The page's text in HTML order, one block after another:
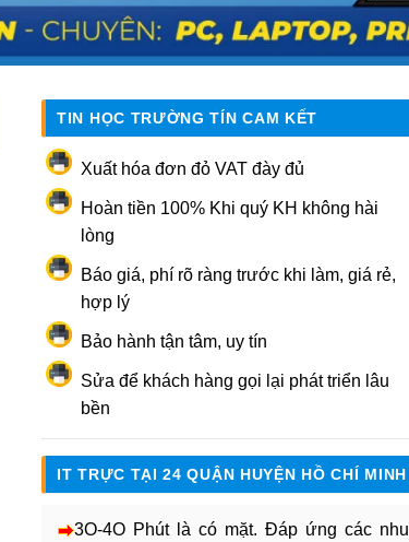
TIN HỌC TRƯỜNG TÍN CAM KẾT
Xuất hóa đơn đỏ VAT đày đủ
Hoàn tiền 100% Khi quý KH không hài
lòng
Báo giá, phí rõ ràng trước khi làm, giá rẻ,
hợp lý
Bảo hành tận tâm, uy tín
Sửa để khách hàng gọi lại phát triển lâu
bền
IT TRỰC TẠI 24 QUẬN HUYỆN HỒ CHÍ MINH
3O-4O Phút là có mặt. Đáp ứng các nhu